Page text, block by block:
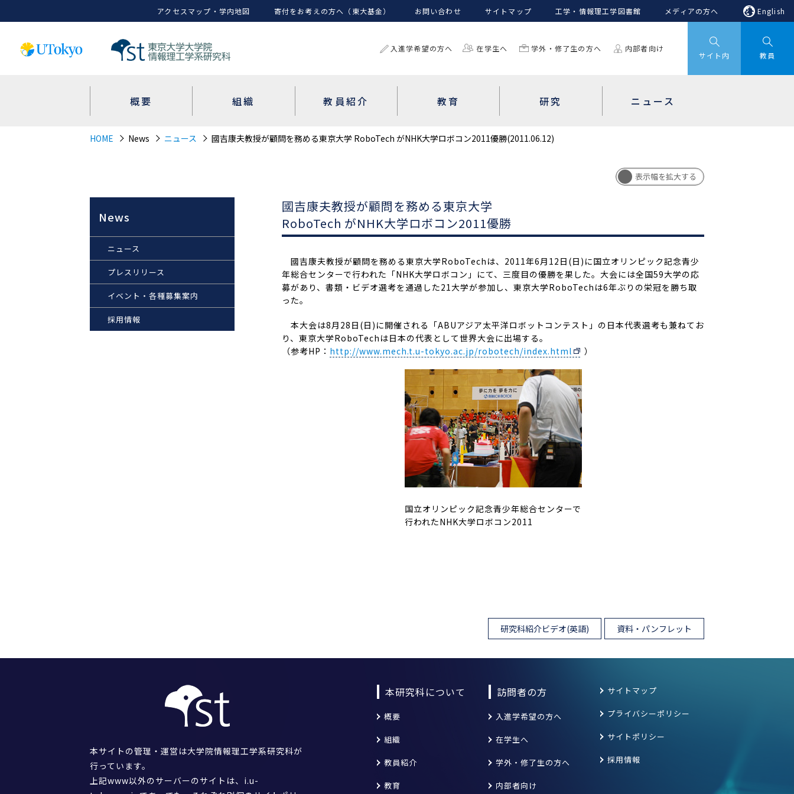
アクセスマップ・学内地図 寄付をお考えの方へ（東大基金） お問い合わせ サイトマップ 工学・情報理工学図書館 メディアの方へ English
入進学希望の方へ 在学生へ 学外・修了生の方へ 内部者向け
サイト内 教員
概要 組織 教員紹介 教育 研究 ニュース
HOME News ニュース 國吉康夫教授が顧問を務める東京大学 RoboTech がNHK大学ロボコン2011優勝(2011.06.12)
國吉康夫教授が顧問を務める東京大学
RoboTech がNHK大学ロボコン2011優勝
國吉康夫教授が顧問を務める東京大学RoboTechは、2011年6月12日(日)に国立オリンピック記念青少
年総合センターで行われた「NHK大学ロボコン」にて、三度目の優勝を果した。大会には全国59大学の応
募があり、書類・ビデオ選考を通過した21大学が参加し、東京大学RoboTechは6年ぶりの栄冠を勝ち取
った。
本大会は8月28日(日)に開催される「ABUアジア太平洋ロボットコンテスト」の日本代表選考も兼ねてお
り、東京大学RoboTechは日本の代表として世界大会に出場する。
（参考HP： http://www.mech.t.u-tokyo.ac.jp/robotech/index.html ）
国立オリンピック記念青少年総合センターで
行われたNHK大学ロボコン2011
News
ニュース
プレスリリース
イベント・各種募集案内
採用情報
研究科紹介ビデオ(英語) 資料・パンフレット
本サイトの管理・運営は大学院情報理工学系研究科が
行っています。
上記www以外のサーバーのサイトは、i.u-
本研究科について
概要
組織
教員紹介
教育
訪問者の方
入進学希望の方へ
在学生へ
学外・修了生の方へ
内部者向け
サイトマップ
プライバシーポリシー
サイトポリシー
採用情報